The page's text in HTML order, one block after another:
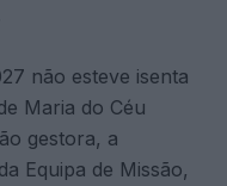
não esteve isenta
Maria do Céu
gestora, a
Equipa de Missão,